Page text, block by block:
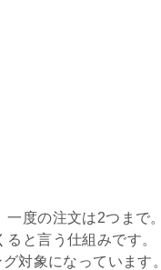
度の注文は2つまで。
と言う仕組みです。
対象になっています。